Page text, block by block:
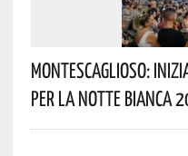
Montescaglioso:
Per La Notte Bianca